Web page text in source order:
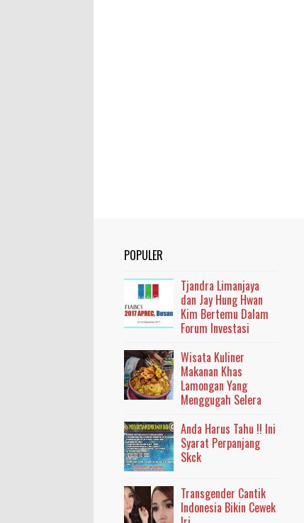
POPULER
Tjandra Limanjaya
dan Jay Hung Hwan
Kim Bertemu Dalam
Forum Investasi
Wisata Kuliner
Makanan Khas
Lamongan Yang
Menggugah Selera
Anda Harus Tahu !! Ini
Syarat Perpanjang
Skck
Transgender Cantik
Indonesia Bikin Cewek